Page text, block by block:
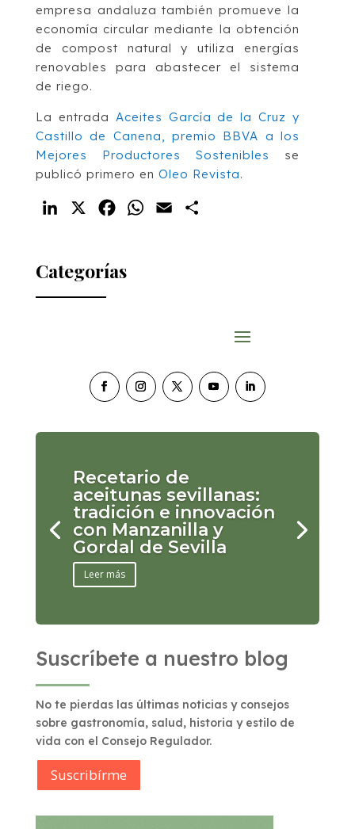
empresa andaluza también promueve la
economía circular mediante la obtención
de compost natural y utiliza energías
renovables para abastecer el sistema
de riego.
La entrada Aceites García de la Cruz y
Castillo de Canena, premio BBVA a los
Mejores Productores Sostenibles
se
publicó primero en Oleo Revista.
LinkedIn FacebookWhatsApp
Email
Categorías
Recetario de
aceitunas sevillanas:
tradición e innovación
con Manzanilla y
Gordal de Sevilla
Leer más
Suscríbete a nuestro blog
No te pierdas las últimas noticias y consejos
sobre gastronomía, salud, historia y estilo de
vida con el Consejo Regulador.
Suscribírme